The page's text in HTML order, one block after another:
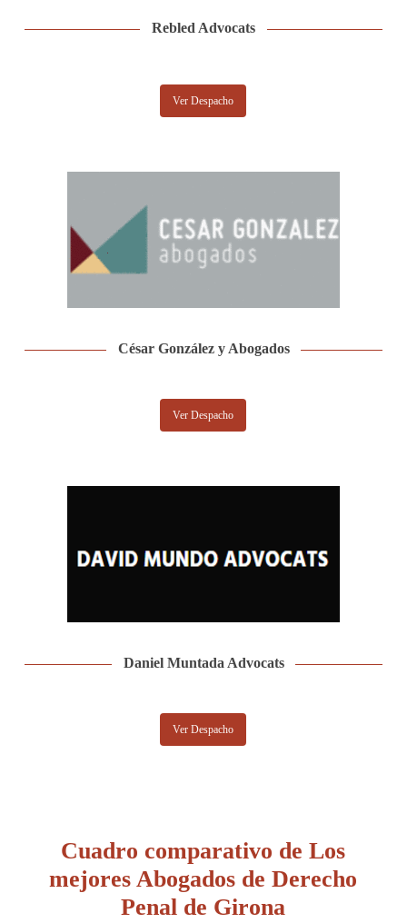
Rebled Advocats
Ver Despacho
César González y Abogados
Ver Despacho
Daniel Muntada Advocats
Ver Despacho
Cuadro comparativo de Los
mejores Abogados de Derecho
Penal de Girona